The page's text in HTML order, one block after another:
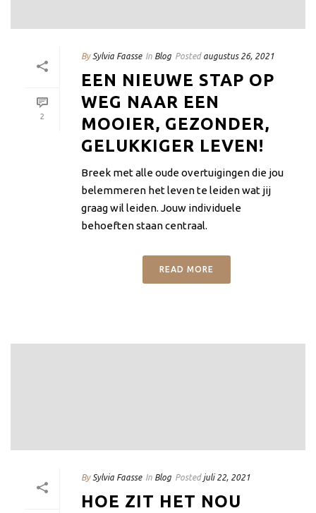
2
By Sylvia Faasse In Blog Posted augustus 26, 2021
EEN NIEUWE STAP OP
WEG NAAR EEN
MOOIER, GEZONDER,
GELUKKIGER LEVEN!
Breek met alle oude overtuigingen die jou
belemmeren het leven te leiden wat jij
graag wil leiden. Jouw individuele
behoeften staan centraal.
READ MORE
By Sylvia Faasse In Blog Posted juli 22, 2021
HOE ZIT HET NOU